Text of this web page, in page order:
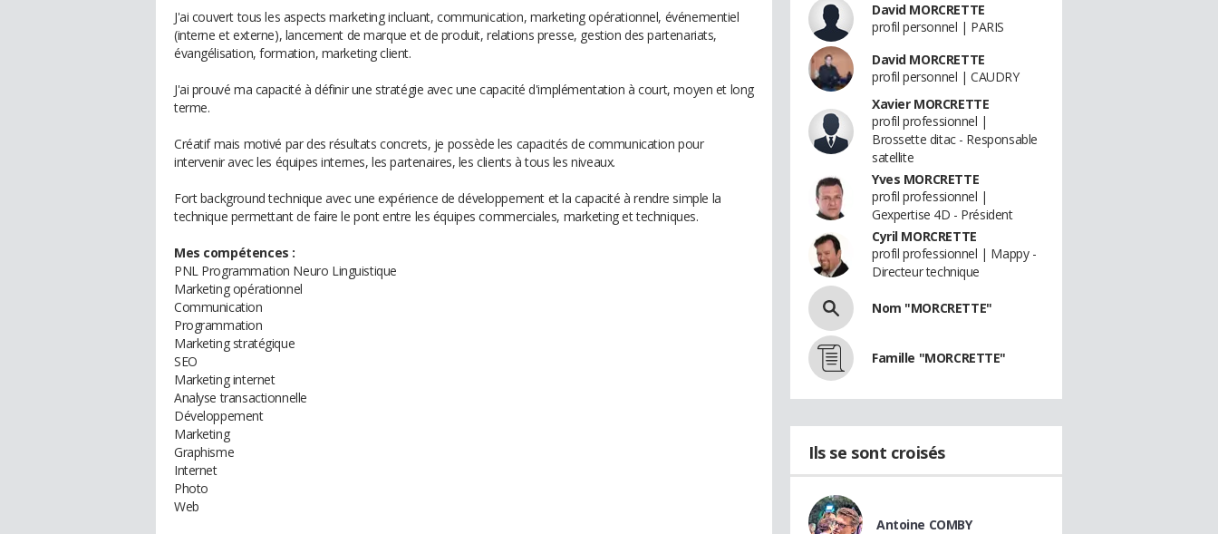
J'ai couvert tous les aspects marketing incluant, communication, marketing opérationnel, événementiel
(interne et externe), lancement de marque et de produit, relations presse, gestion des partenariats,
évangélisation, formation, marketing client.
J'ai prouvé ma capacité à définir une stratégie avec une capacité d'implémentation à court, moyen et long
terme.
Créatif mais motivé par des résultats concrets, je possède les capacités de communication pour
intervenir avec les équipes internes, les partenaires, les clients à tous les niveaux.
Fort background technique avec une expérience de développement et la capacité à rendre simple la
technique permettant de faire le pont entre les équipes commerciales, marketing et techniques.
Mes compétences :
PNL Programmation Neuro Linguistique
Marketing opérationnel
Communication
Programmation
Marketing stratégique
SEO
Marketing internet
Analyse transactionnelle
Développement
Marketing
Graphisme
Internet
Photo
Web
David MORCRETTE
profil personnel | PARIS
David MORCRETTE
profil personnel | CAUDRY
Xavier MORCRETTE
profil professionnel |
Brossette ditac - Responsable
satellite
Yves MORCRETTE
profil professionnel |
Gexpertise 4D - Président
Cyril MORCRETTE
profil professionnel | Mappy -
Directeur technique
Nom "MORCRETTE"
Famille "MORCRETTE"
Ils se sont croisés
Antoine COMBY